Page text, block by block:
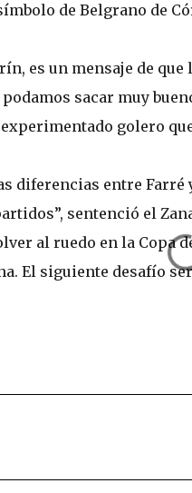
de Belgrano de
es un mensaje de
sacar muy
golero
diferencias entre Farré
sentenció el
al ruedo en la Copa
El siguiente desafío